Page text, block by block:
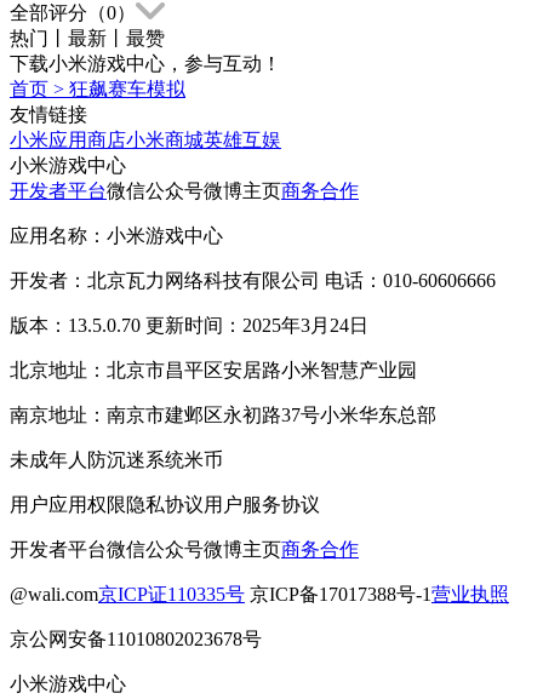
全部评分（0）
热门
最新
最赞
下载小米游戏中心，参与互动！
首页 > 狂飙赛车模拟
友情链接
小米应用商店小米商城英雄互娱
小米游戏中心
开发者平台微信公众号微博主页商务合作
应用名称：小米游戏中心
开发者：北京瓦力网络科技有限公司 电话：010-60606666
版本：13.5.0.70 更新时间：2025年3月24日
北京地址：北京市昌平区安居路小米智慧产业园
南京地址：南京市建邺区永初路37号小米华东总部
未成年人防沉迷系统米币
用户应用权限隐私协议用户服务协议
开发者平台微信公众号微博主页商务合作
@wali.com京ICP证110335号 京ICP备17017388号-1营业执照
京公网安备11010802023678号
小米游戏中心